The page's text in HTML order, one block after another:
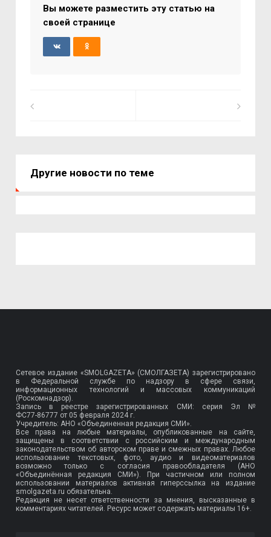
Вы можете разместить эту статью на
своей странице
Другие новости по теме
Сетевое издание «SMOLGAZETA» (СМОЛГАЗЕТА) зарегистрировано
в Федеральной службе по надзору в сфере связи,
информационных технологий и массовых коммуникаций
(Роскомнадзор).
Запись в реестре зарегистрированных СМИ: серия Эл №
ФС77-86777 от 05 февраля 2024 г.
Учредитель: АНО «Объединенная редакция СМИ».
Все права на любые материалы, опубликованные на сайте,
защищены в соответствии с российским и международным
законодательством об авторском праве и смежных правах. Любое
использование текстовых, фото, аудио и видеоматериалов
возможно только с согласия правообладателя (АНО
«Объединённая редакция СМИ»). При частичном или полном
использовании материалов активная гиперссылка на издание
smolgazeta.ru обязательна.
Редакция не несет ответственности за мнения, высказанные в
комментариях читателей. Ресурс может содержать материалы 16+.